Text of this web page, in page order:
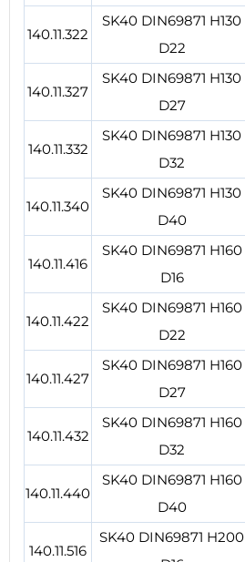
140.11.322
SK40 DIN69871 H130
D22
140.11.327
SK40 DIN69871 H130
D27
140.11.332
SK40 DIN69871 H130
D32
140.11.340
SK40 DIN69871 H130
D40
140.11.416
SK40 DIN69871 H160
D16
140.11.422
SK40 DIN69871 H160
D22
140.11.427
SK40 DIN69871 H160
D27
140.11.432
SK40 DIN69871 H160
D32
140.11.440
SK40 DIN69871 H160
D40
140.11.516
SK40 DIN69871 H200